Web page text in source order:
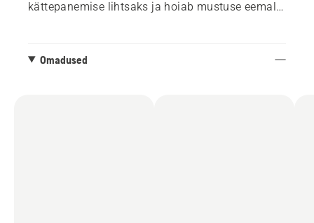
kättepanemise lihtsaks ja hoiab mustuse eemal.
Omadused